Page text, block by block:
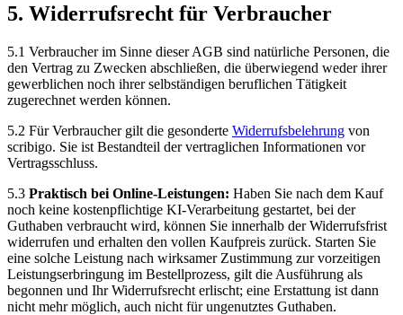
5. Widerrufsrecht für Verbraucher
5.1 Verbraucher im Sinne dieser AGB sind natürliche Personen, die
den Vertrag zu Zwecken abschließen, die überwiegend weder ihrer
gewerblichen noch ihrer selbständigen beruflichen Tätigkeit
zugerechnet werden können.
5.2 Für Verbraucher gilt die gesonderte Widerrufsbelehrung von
scribigo. Sie ist Bestandteil der vertraglichen Informationen vor
Vertragsschluss.
5.3 Praktisch bei Online-Leistungen: Haben Sie nach dem Kauf
noch keine kostenpflichtige KI-Verarbeitung gestartet, bei der
Guthaben verbraucht wird, können Sie innerhalb der Widerrufsfrist
widerrufen und erhalten den vollen Kaufpreis zurück. Starten Sie
eine solche Leistung nach wirksamer Zustimmung zur vorzeitigen
Leistungserbringung im Bestellprozess, gilt die Ausführung als
begonnen und Ihr Widerrufsrecht erlischt; eine Erstattung ist dann
nicht mehr möglich, auch nicht für ungenutztes Guthaben.